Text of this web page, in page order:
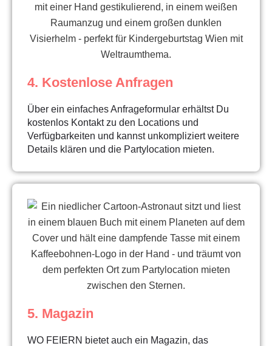
4. Kostenlose Anfragen
Über ein einfaches Anfrageformular erhältst Du
kostenlos Kontakt zu den Locations und
Verfügbarkeiten und kannst unkompliziert weitere
Details klären und die Partylocation mieten.
5. Magazin
WO FEIERN bietet auch ein Magazin, das